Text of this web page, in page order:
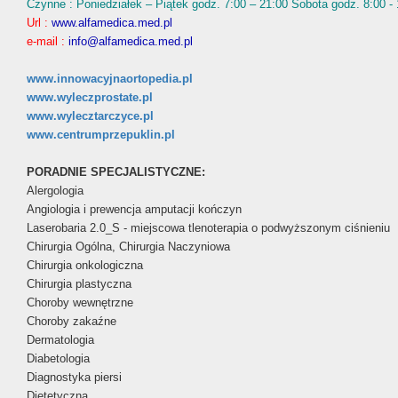
Czynne : Poniedziałek – Piątek godz. 7:00 – 21:00 Sobota godz. 8:00 -
Url : www.alfamedica.med.pl
e-mail : info@alfamedica.med.pl
www.innowacyjnaortopedia.pl
www.wyleczprostate.pl
www.wylecztarczyce.pl
www.centrumprzepuklin.pl
PORADNIE SPECJALISTYCZNE:
Alergologia
Angiologia i prewencja amputacji kończyn
Laserobaria 2.0_S - miejscowa tlenoterapia o podwyższonym ciśnieniu
Chirurgia Ogólna, Chirurgia Naczyniowa
Chirurgia onkologiczna
Chirurgia plastyczna
Choroby wewnętrzne
Choroby zakaźne
Dermatologia
Diabetologia
Diagnostyka piersi